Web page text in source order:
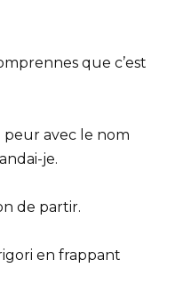
que c’est
avec le nom
je.
de partir.
en frappant